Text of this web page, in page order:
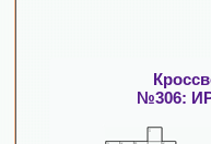
№306: